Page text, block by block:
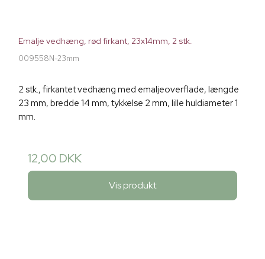
Emalje vedhæng, rød firkant, 23x14mm, 2 stk.
009558N-23mm
2 stk., firkantet vedhæng med emaljeoverflade, længde
23 mm, bredde 14 mm, tykkelse 2 mm, lille huldiameter 1
mm.
12,00 DKK
Vis produkt